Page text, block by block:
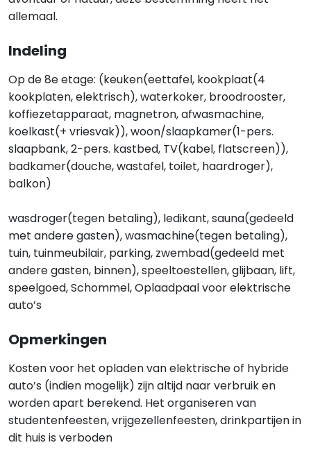
allemaal.
Indeling
Op de 8e etage: (keuken(eettafel, kookplaat(4
kookplaten, elektrisch), waterkoker, broodrooster,
koffiezetapparaat, magnetron, afwasmachine,
koelkast(+ vriesvak)), woon/slaapkamer(1-pers.
slaapbank, 2-pers. kastbed, TV(kabel, flatscreen)),
badkamer(douche, wastafel, toilet, haardroger),
balkon)
wasdroger(tegen betaling), ledikant, sauna(gedeeld
met andere gasten), wasmachine(tegen betaling),
tuin, tuinmeubilair, parking, zwembad(gedeeld met
andere gasten, binnen), speeltoestellen, glijbaan, lift,
speelgoed, Schommel, Oplaadpaal voor elektrische
auto’s
Opmerkingen
Kosten voor het opladen van elektrische of hybride
auto’s (indien mogelijk) zijn altijd naar verbruik en
worden apart berekend. Het organiseren van
studentenfeesten, vrijgezellenfeesten, drinkpartijen in
dit huis is verboden